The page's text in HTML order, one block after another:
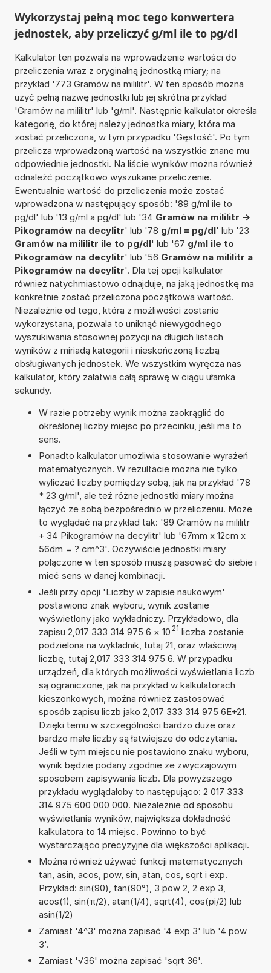
Wykorzystaj pełną moc tego konwertera
jednostek, aby przeliczyć g/ml ile to pg/dl
Kalkulator ten pozwala na wprowadzenie wartości do
przeliczenia wraz z oryginalną jednostką miary; na
przykład '773 Gramów na mililitr'. W ten sposób można
użyć pełną nazwę jednostki lub jej skrótna przykład
'Gramów na mililitr' lub 'g/ml'. Następnie kalkulator określa
kategorię, do której należy jednostka miary, która ma
zostać przeliczona, w tym przypadku 'Gęstość'. Po tym
przelicza wprowadzoną wartość na wszystkie znane mu
odpowiednie jednostki. Na liście wyników można również
odnaleźć początkowo wyszukane przeliczenie.
Ewentualnie wartość do przeliczenia może zostać
wprowadzona w następujący sposób: '89 g/ml ile to
pg/dl' lub '13 g/ml a pg/dl' lub '34 Gramów na mililitr ->
Pikogramów na decylitr' lub '78 g/ml = pg/dl' lub '23
Gramów na mililitr ile to pg/dl' lub '67 g/ml ile to
Pikogramów na decylitr' lub '56 Gramów na mililitr a
Pikogramów na decylitr'. Dla tej opcji kalkulator
również natychmiastowo odnajduje, na jaką jednostkę ma
konkretnie zostać przeliczona początkowa wartość.
Niezależnie od tego, która z możliwości zostanie
wykorzystana, pozwala to uniknąć niewygodnego
wyszukiwania stosownej pozycji na długich listach
wyników z miriadą kategorii i nieskończoną liczbą
obsługiwanych jednostek. We wszystkim wyręcza nas
kalkulator, który załatwia całą sprawę w ciągu ułamka
sekundy.
W razie potrzeby wynik można zaokrąglić do
określonej liczby miejsc po przecinku, jeśli ma to
sens.
Ponadto kalkulator umożliwia stosowanie wyrażeń
matematycznych. W rezultacie można nie tylko
wyliczać liczby pomiędzy sobą, jak na przykład '78
* 23 g/ml', ale też różne jednostki miary można
łączyć ze sobą bezpośrednio w przeliczeniu. Może
to wyglądać na przykład tak: '89 Gramów na mililitr
+ 34 Pikogramów na decylitr' lub '67mm x 12cm x
56dm = ? cm^3'. Oczywiście jednostki miary
połączone w ten sposób muszą pasować do siebie i
mieć sens w danej kombinacji.
Jeśli przy opcji 'Liczby w zapisie naukowym'
postawiono znak wyboru, wynik zostanie
wyświetlony jako wykładniczy. Przykładowo, dla
zapisu 2,017 333 314 975 6 × 10 21 liczba zostanie
podzielona na wykładnik, tutaj 21, oraz właściwą
liczbę, tutaj 2,017 333 314 975 6. W przypadku
urządzeń, dla których możliwości wyświetlania liczb
są ograniczone, jak na przykład w kalkulatorach
kieszonkowych, można również zastosować
sposób zapisu liczb jako 2,017 333 314 975 6E+21.
Dzięki temu w szczególności bardzo duże oraz
bardzo małe liczby są łatwiejsze do odczytania.
Jeśli w tym miejscu nie postawiono znaku wyboru,
wynik będzie podany zgodnie ze zwyczajowym
sposobem zapisywania liczb. Dla powyższego
przykładu wyglądałoby to następująco: 2 017 333
314 975 600 000 000. Niezależnie od sposobu
wyświetlania wyników, największa dokładność
kalkulatora to 14 miejsc. Powinno to być
wystarczająco precyzyjne dla większości aplikacji.
Można również używać funkcji matematycznych
tan, asin, acos, pow, sin, atan, cos, sqrt i exp.
Przykład: sin(90), tan(90°), 3 pow 2, 2 exp 3,
acos(1), sin(π/2), atan(1/4), sqrt(4), cos(pi/2) lub
asin(1/2)
Zamiast '4^3' można zapisać '4 exp 3' lub '4 pow
3'.
Zamiast '√36' można zapisać 'sqrt 36'.